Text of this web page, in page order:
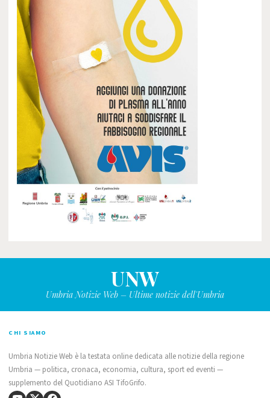
UNW
Umbria Notizie Web – Ultime notizie dell'Umbria
CHI SIAMO
Umbria Notizie Web è la testata online dedicata alle notizie della regione
Umbria — politica, cronaca, economia, cultura, sport ed eventi —
supplemento del Quotidiano ASI TifoGrifo.